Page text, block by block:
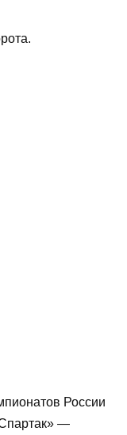
России
—